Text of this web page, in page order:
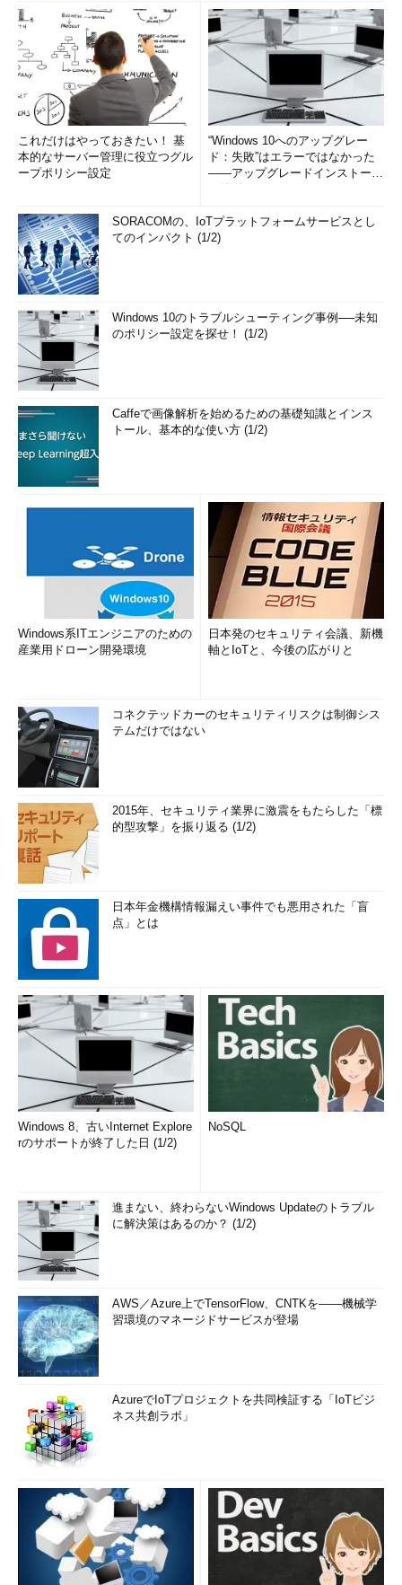
これだけはやっておきたい！ 基
本的なサーバー管理に役立つグル
ープポリシー設定
“Windows 10へのアップグレー
ド：失敗”はエラーではなかった
――アップグレードインストール
SORACOMの、IoTプラットフォームサービスとし
てのインパクト (1/2)
Windows 10のトラブルシューティング事例──未知
のポリシー設定を探せ！ (1/2)
Caffeで画像解析を始めるための基礎知識とインス
トール、基本的な使い方 (1/2)
Windows系ITエンジニアのための
産業用ドローン開発環境
日本発のセキュリティ会議、新機
軸とIoTと、今後の広がりと
コネクテッドカーのセキュリティリスクは制御シス
テムだけではない
2015年、セキュリティ業界に激震をもたらした「標
的型攻撃」を振り返る (1/2)
日本年金機構情報漏えい事件でも悪用された「盲
点」とは
Windows 8、古いInternet Explore
rのサポートが終了した日 (1/2)
NoSQL
進まない、終わらないWindows Updateのトラブル
に解決策はあるのか？ (1/2)
AWS／Azure上でTensorFlow、CNTKを――機械学
習環境のマネージドサービスが登場
AzureでIoTプロジェクトを共同検証する「IoTビジ
ネス共創ラボ」